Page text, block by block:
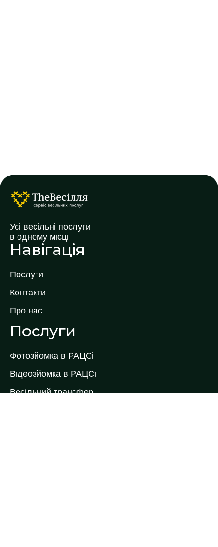
Усі весільні послуги
в одному місці
Навігація
Послуги
Контакти
Про нас
Послуги
Фотозйомка в РАЦСі
Відеозйомка в РАЦСі
Весільний трансфер